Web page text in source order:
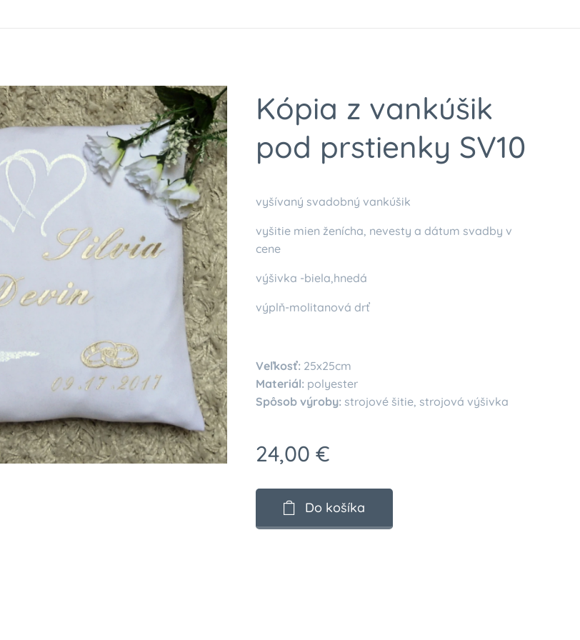
Kópia z vankúšik
pod prstienky SV10
vyšívaný svadobný vankúšik
vyšitie mien ženícha, nevesty a dátum svadby v
cene
výšivka -biela,hnedá
výplň-molitanová drť
Veľkosť: 25x25cm
Materiál: polyester
Spôsob výroby: strojové šitie, strojová výšivka
24,00 €
Do košíka